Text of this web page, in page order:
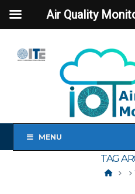
MENU
TAG
Air Quality